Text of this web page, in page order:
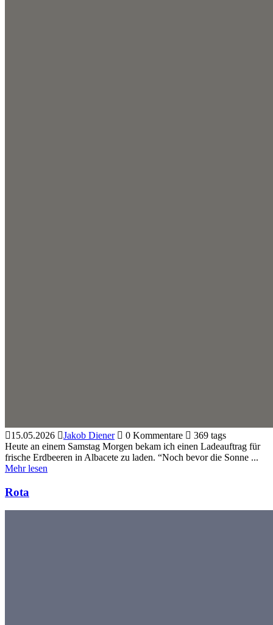
15.05.2026 Jakob Diener 0 Kommentare
369 tags
Heute an einem Samstag Morgen bekam ich einen Ladeauftrag für
frische Erdbeeren in Albacete zu laden. “Noch bevor die Sonne ...
Mehr lesen
Rota